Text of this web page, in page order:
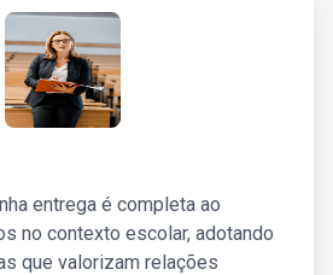
entrega é completa ao
no contexto escolar, adotando
que valorizam relações